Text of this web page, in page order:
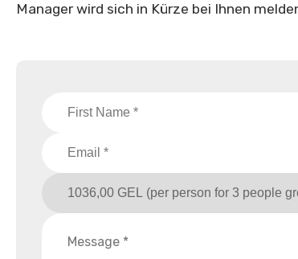
Manager wird sich in Kürze bei Ihnen